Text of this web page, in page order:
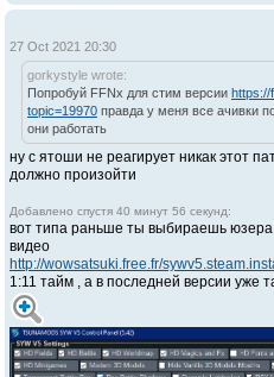
27 Oct 2021 20:30
gorkystyle wrote:
Попробуй FFNx для стим версии https://
topic=19970 правда у меня все ачивки
они работать
ну с ятоши не реагирует никак этот
должно произойти
Добавлено спустя 40 минут 56 секунд:
вот типа раньше ты выбираешь юзера
видео
http://wowsatsuki.free.fr/
1:11 тайм , а в последней версии уже